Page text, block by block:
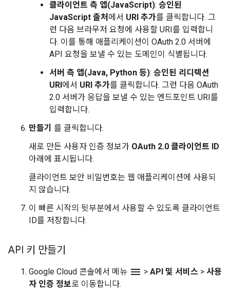
클라이언트 측 앱(JavaScript): 승인된
JavaScript 출처 에서 URI 추가를 클릭합니다. 그
런 다음 브라우저 요청에 사용할 URI를 입력합니
다. 이를 통해 애플리케이션이 OAuth 2.0 서버에
API 요청을 보낼 수 있는 도메인이 식별됩니다.
서버 측 앱(Java, Python 등): 승인된 리디렉션
URI에서 URI 추가를 클릭합니다. 그런 다음 OAuth
2.0 서버가 응답을 보낼 수 있는 엔드포인트 URI를
입력합니다.
만들기 를 클릭합니다.
새로 만든 사용자 인증 정보가 OAuth 2.0 클라이언트 ID
아래에 표시됩니다.
클라이언트 보안 비밀번호는 웹 애플리케이션에 사용되
지 않습니다.
이 빠른 시작의 뒷부분에서 사용할 수 있도록 클라이언트
ID를 저장합니다.
API 키 만들기
Google Cloud 콘솔에서 메뉴 menu > API 및 서비스 > 사용
자 인증 정보로 이동합니다.